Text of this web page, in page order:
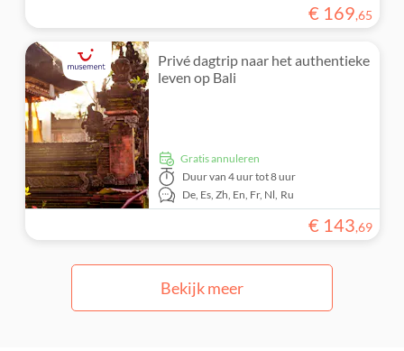
€ 169,65
Privé dagtrip naar het authentieke
leven op Bali
Gratis annuleren
Duurvan 4 uur tot 8 uur
De, Es,Zh, En, Fr, Nl, Ru
€ 143,69
Bekijk meer